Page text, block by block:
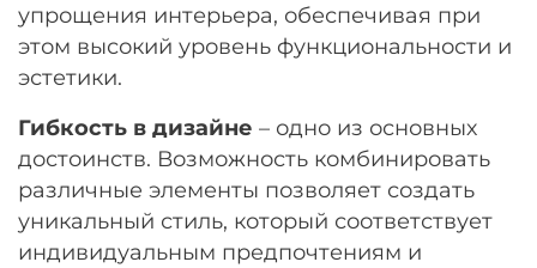
упрощения интерьера, обеспечивая при
этом высокий уровень функциональности и
эстетики.
Гибкость в дизайне – одно из основных
достоинств. Возможность комбинировать
различные элементы позволяет создать
уникальный стиль, который соответствует
индивидуальным предпочтениям и